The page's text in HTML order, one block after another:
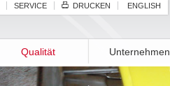
SERVICE DRUCKEN ENGLISH
Qualität Unternehmen